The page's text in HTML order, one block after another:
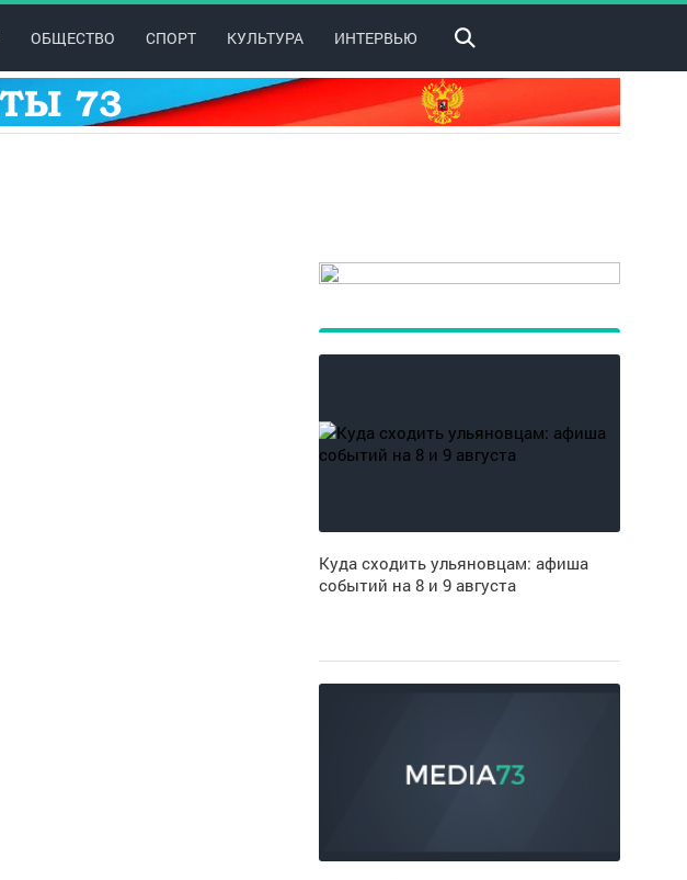
ОБЩЕСТВО СПОРТ КУЛЬТУРА ИНТЕРВЬЮ
Куда сходить ульяновцам: афиша
событий на 8 и 9 августа